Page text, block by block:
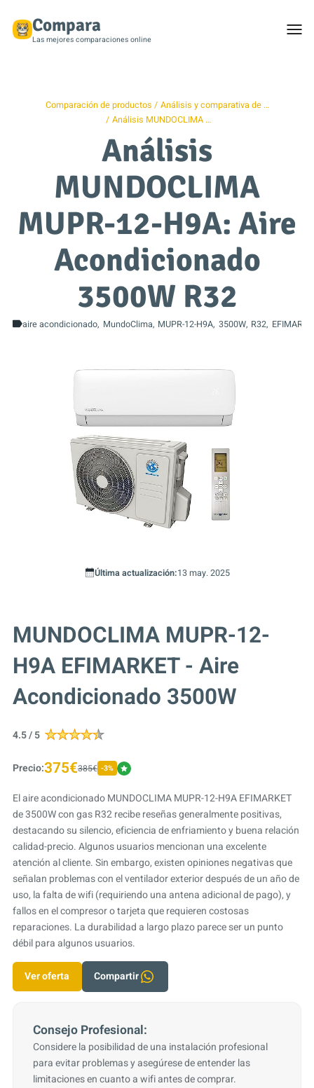
Compara
Las mejores comparaciones online
Comparación de productos
Análisis y comparativa de …
Análisis MUNDOCLIMA …
Análisis
MUNDOCLIMA
MUPR-12-H9A: Aire
Acondicionado
3500W R32
aire acondicionado MundoClima MUPR-12-H9A 3500W R32
Última actualización:13 may. 2025
MUNDOCLIMA MUPR-12-
H9A EFIMARKET - Aire
Acondicionado 3500W
4.5 / 5
Precio:375€385€ -3%
El aire acondicionado MUNDOCLIMA MUPR-12-H9A EFIMARKET
de 3500W con gas R32 recibe reseñas generalmente positivas,
destacando su silencio, eficiencia de enfriamiento y buena relación
calidad-precio. Algunos usuarios mencionan una excelente
atención al cliente. Sin embargo, existen opiniones negativas que
señalan problemas con el ventilador exterior después de un año de
uso, la falta de wifi (requiriendo una antena adicional de pago), y
fallos en el compresor o tarjeta que requieren costosas
reparaciones. La durabilidad a largo plazo parece ser un punto
débil para algunos usuarios.
Ver oferta Compartir
Consejo Profesional:
Considere la posibilidad de una instalación profesional
para evitar problemas y asegúrese de entender las
limitaciones en cuanto a wifi antes de comprar.